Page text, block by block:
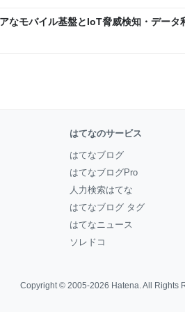
モバイル基盤とIoT脅威検知・データ
はてなのサービス
はてなブログ
はてなブログPro
人力検索はてな
はてなブログ タグ
はてなニュース
ソレドコ
Copyright © 2005-2026 Hatena. All Rights